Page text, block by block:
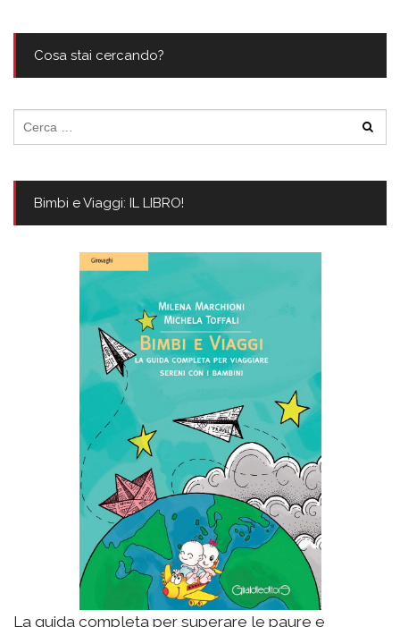
Cosa stai cercando?
per:
Bimbi e Viaggi: IL LIBRO!
La guida completa per superare le paure e